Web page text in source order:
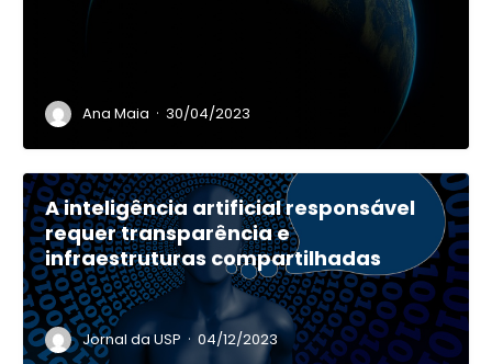
Ana Maia · 30/04/2023
A inteligência artificial responsável
requer transparência e
infraestruturas compartilhadas
Jornal da USP · 04/12/2023